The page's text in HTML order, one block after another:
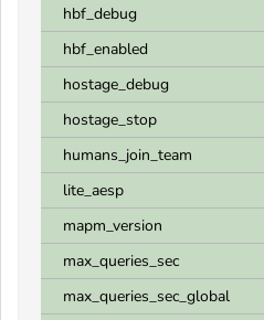
hbf_debug
hbf_enabled
hostage_debug
hostage_stop
humans_join_team
lite_aesp
mapm_version
max_queries_sec
max_queries_sec_global